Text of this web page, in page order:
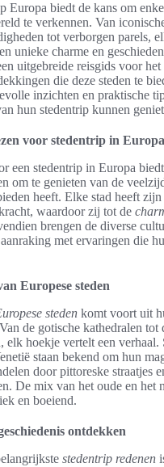
Europa biedt de kans om
te verkennen. Van
tot verborgen parels,
unieke charme en
uitgebreide reisgids voor
die deze steden te
inzichten en praktische
hun stedentrip kunnen
voor stedentrip in
een stedentrip in Europa
om te genieten van de
heeft. Elke stad heeft
waardoor zij tot de
brengen de diverse
met ervaringen die
Europese steden
steden komt voort uit
de gotische kathedralen tot
elk hoekje vertelt een verhaal.
staan bekend om hun
door pittoreske straatjes
De mix van het oude en het
en boeiend.
ontdekken
stedentrip redenen